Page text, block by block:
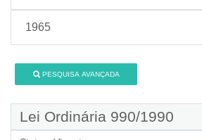
1965
PESQUISA AVANÇADA
Lei Ordinária 990/1990